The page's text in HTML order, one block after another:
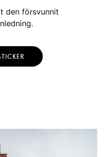
den försvunnit